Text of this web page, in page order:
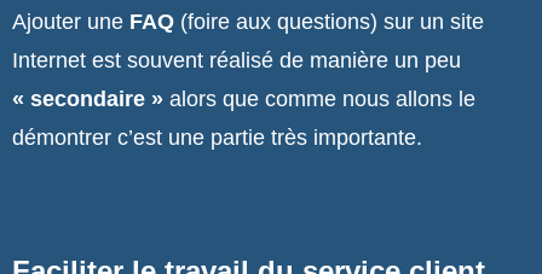
Ajouter une FAQ (foire aux questions) sur un site
Internet est souvent réalisé de manière un peu
« secondaire » alors que comme nous allons le
démontrer c’est une partie très importante.